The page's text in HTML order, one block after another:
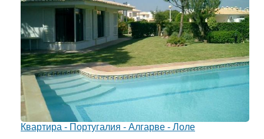
Квартира - Португалия - Алгарве - Лоле